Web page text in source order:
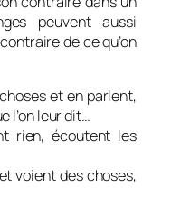
peuvent aussi
de ce qu’on
et en parlent,
l’on leur dit…
rien, écoutent les
voient des choses,